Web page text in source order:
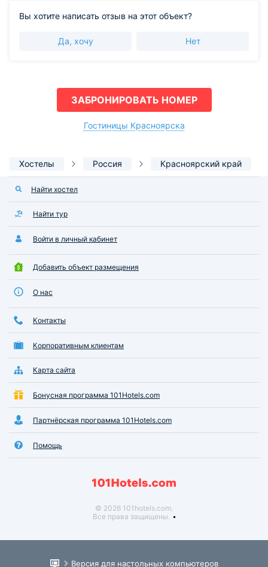
Вы хотите написать отзыв на этот объект?
Да, хочу Нет
ЗАБРОНИРОВАТЬ НОМЕР
Гостиницы Красноярска
Хостелы Россия Красноярский край
Найти хостел
Найти тур
Войти в личный кабинет
Добавить объект размещения
О нас
Контакты
Корпоративным клиентам
Карта сайта
Бонусная программа 101Hotels.com
Партнёрская программа 101Hotels.com
Помощь
© 2026 101hotels.com.
Все права защищены.
Версия для настольных компьютеров